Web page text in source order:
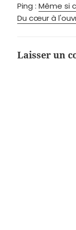
Ping :Même si
Du cœur à
Laisser un